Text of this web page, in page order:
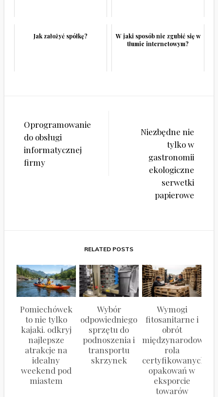
Jak założyć spółkę?
W jaki sposób nie zgubić się w
tłumie internetowym?
wpisu
Oprogramowanie
do obsługi
informatycznej
firmy
Niezbędne nie
tylko w
gastronomii
ekologiczne
serwetki
papierowe
RELATED POSTS
Pomiechówek
to nie tylko
kajaki. odkryj
najlepsze
atrakcje na
idealny
weekend pod
miastem
Wybór
odpowiedniego
sprzętu do
podnoszenia i
transportu
skrzynek
Wymogi
fitosanitarne i
obrót
międzynarodowy:
rola
certyfikowanych
opakowań w
eksporcie
towarów